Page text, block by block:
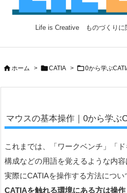
Life is Creative ものづくりに
ホーム > CATIA > 0から学ぶ
マウスの基本操作｜0から学ぶ
これまでは、「ワークベンチ」「
構成などの用語を覚えるような内
実際にCATIAを操作する方法につ
CATIAを触れる環境にある方は操